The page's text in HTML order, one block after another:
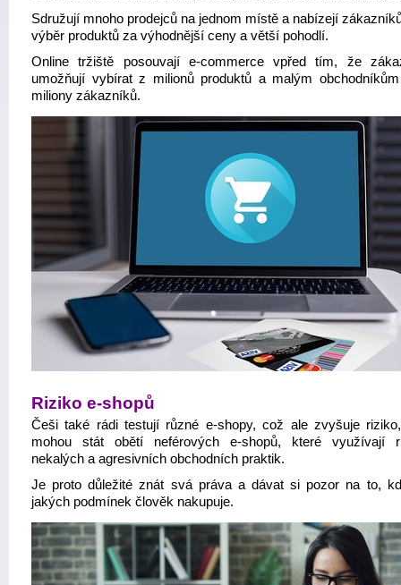
Sdružují mnoho prodejců na jednom místě a nabízejí
výběr produktů za výhodnější ceny a větší pohodlí.
Online tržiště posouvají e-commerce vpřed tím, že
umožňují vybírat z milionů produktů a malým
miliony zákazníků.
Riziko e-shopů
Češi také rádi testují různé e-shopy, což ale zvyšuje
mohou stát obětí neférových e-shopů, které využívají
nekalých a agresivních obchodních praktik.
Je proto důležité znát svá práva a dávat si pozor na to,
jakých podmínek člověk nakupuje.